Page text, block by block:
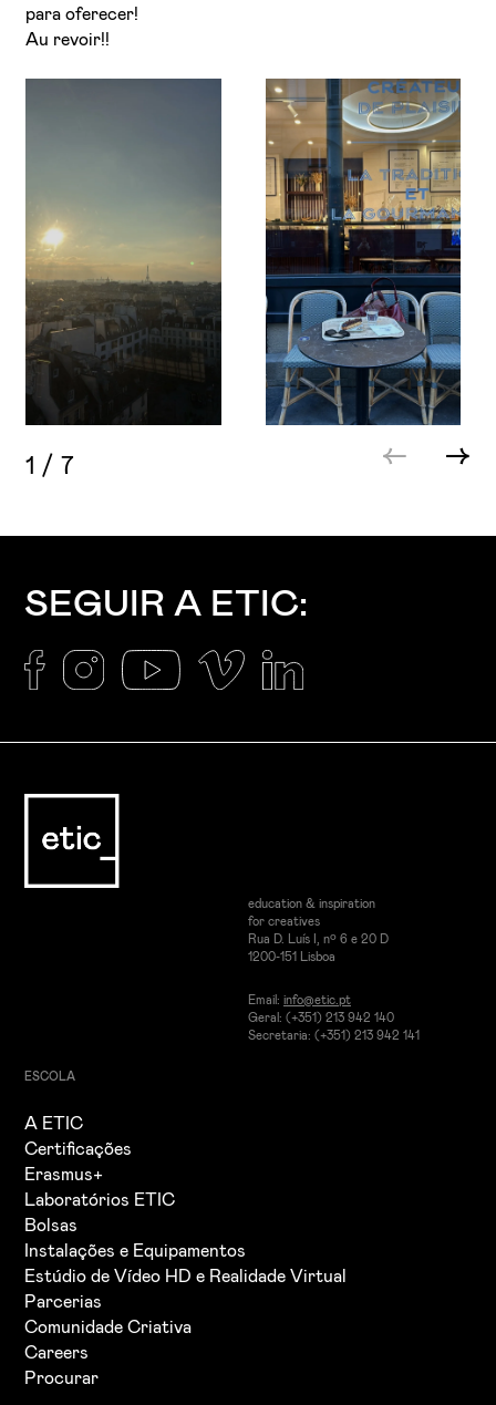
para oferecer!
Au revoir!!
1 /7
SEGUIR A ETIC:
education & inspiration
for creatives
Rua D. Luís I, nº 6 e 20 D
1200-151 Lisboa
Email: info@etic.pt
Geral: (+351) 213 942 140
Secretaria: (+351) 213 942 141
ESCOLA
A ETIC
Certificações
Erasmus+
Laboratórios ETIC
Bolsas
Instalações e Equipamentos
Estúdio de Vídeo HD e Realidade Virtual
Parcerias
Comunidade Criativa
Careers
Procurar